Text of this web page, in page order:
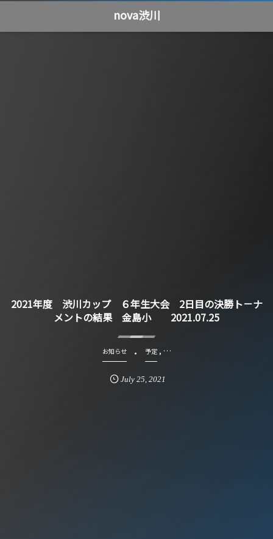
nova渋川
2021年度 渋川カップ ６年生大会 2日目の決勝ト－ナ
メントの結果 金島小 2021.07.25
お知らせ 予定, …
July 25, 2021